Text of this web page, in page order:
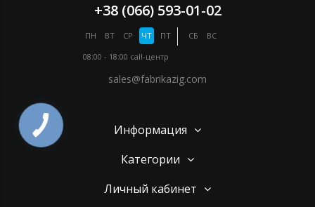
+38 (066) 593-01-02
ПН ВТ СР ЧТ ПТ СБ
ВС
08:00 - 18:00 call-центр
sales@fabrikazig.com
Информация
Категории
Личный кабинет